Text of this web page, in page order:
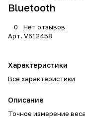
Bluetooth
0
Нет отзывов
Арт. V612458
Характеристики
Все характеристики
Описание
Точное измерение